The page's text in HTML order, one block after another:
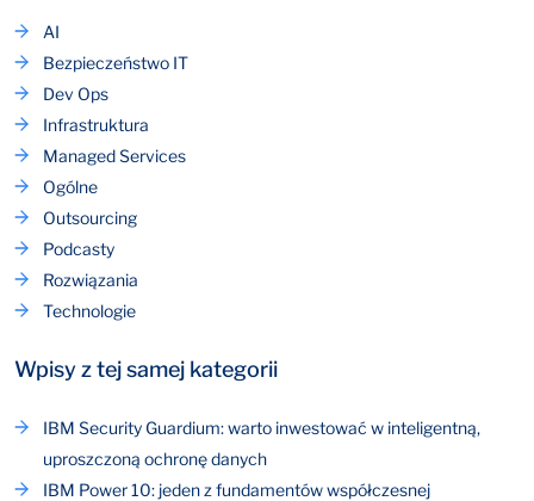
AI
Bezpieczeństwo IT
Dev Ops
Infrastruktura
Managed Services
Ogólne
Outsourcing
Podcasty
Rozwiązania
Technologie
Wpisy z tej samej kategorii
IBM Security Guardium: warto inwestować w inteligentną,
uproszczoną ochronę danych
IBM Power 10: jeden z fundamentów współczesnej